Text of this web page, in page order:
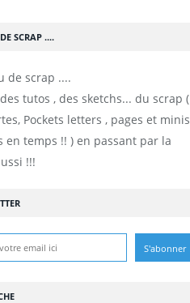
SCRAP ....
tutos , des sketchs... du scrap (
Pockets letters , pages et minis
en temps !! ) en passant par la
!!!